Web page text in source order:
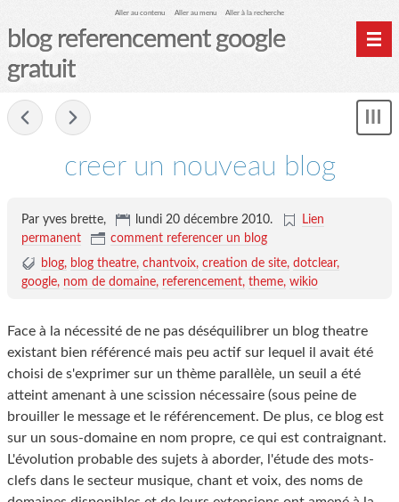
Aller au contenu Aller au menu Aller à la recherche
blog referencement google
gratuit
creer un nouveau blog
Par yves brette, lundi 20 décembre 2010.
Lien
permanent
comment referencer un blog
blog
blog theatre chantvoix creation de site dotclear
google nom de domaine referencement theme wikio
Face à la nécessité de ne pas déséquilibrer un blog theatre
existant bien référencé mais peu actif sur lequel il avait été
choisi de s'exprimer sur un thème parallèle, un seuil a été
atteint amenant à une scission nécessaire (sous peine de
brouiller le message et le référencement. De plus, ce blog est
sur un sous-domaine en nom propre, ce qui est contraignant.
L'évolution probable des sujets à aborder, l'étude des mots-
clefs dans le secteur musique, chant et voix, des noms de